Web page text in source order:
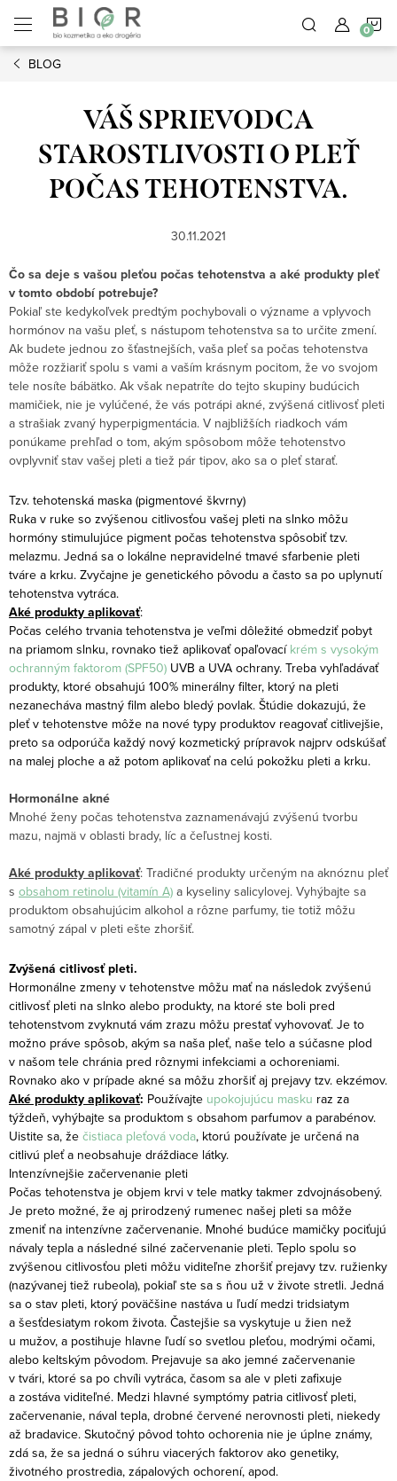
obsah
BLOG
VÁŠ SPRIEVODCA
STAROSTLIVOSTI O PLEŤ
POČAS TEHOTENSTVA.
30.11.2021
Čo sa deje s vašou pleťou počas tehotenstva a aké produkty pleť
v tomto období potrebuje?
Pokiaľ ste kedykoľvek predtým pochybovali o význame a vplyvoch
hormónov na vašu pleť, s nástupom tehotenstva sa to určite zmení.
Ak budete jednou zo šťastnejších, vaša pleť sa počas tehotenstva
môže rozžiariť spolu s vami a vaším krásnym pocitom, že vo svojom
tele nosíte bábätko. Ak však nepatríte do tejto skupiny budúcich
mamičiek, nie je vylúčené, že vás potrápi akné, zvýšená citlivosť pleti
a strašiak zvaný hyperpigmentácia. V najbližších riadkoch vám
ponúkame prehľad o tom, akým spôsobom môže tehotenstvo
ovplyvniť stav vašej pleti a tiež pár tipov, ako sa o pleť starať.
Tzv. tehotenská maska (pigmentové škvrny)
Ruka v ruke so zvýšenou citlivosťou vašej pleti na slnko môžu
hormóny stimulujúce pigment počas tehotenstva spôsobiť tzv.
melazmu. Jedná sa o lokálne nepravidelné tmavé sfarbenie pleti
tváre a krku. Zvyčajne je genetického pôvodu a často sa po uplynutí
tehotenstva vytráca.
Aké produkty aplikovať:
Počas celého trvania tehotenstva je veľmi dôležité obmedziť pobyt
na priamom slnku, rovnako tiež aplikovať opaľovací krém s vysokým
ochranným faktorom (SPF50) UVB a UVA ochrany. Treba vyhľadávať
produkty, ktoré obsahujú 100% minerálny filter, ktorý na pleti
nezanecháva mastný film alebo bledý povlak. Štúdie dokazujú, že
pleť v tehotenstve môže na nové typy produktov reagovať citlivejšie,
preto sa odporúča každý nový kozmetický prípravok najprv odskúšať
na malej ploche a až potom aplikovať na celú pokožku pleti a krku.
Hormonálne akné
Mnohé ženy počas tehotenstva zaznamenávajú zvýšenú tvorbu
mazu, najmä v oblasti brady, líc a čeľustnej kosti.
Aké produkty aplikovať: Tradičné produkty určeným na aknóznu pleť
s obsahom retinolu (vitamín A) a kyseliny salicylovej. Vyhýbajte sa
produktom obsahujúcim alkohol a rôzne parfumy, tie totiž môžu
samotný zápal v pleti ešte zhoršiť.
Zvýšená citlivosť pleti.
Hormonálne zmeny v tehotenstve môžu mať na následok zvýšenú
citlivosť pleti na slnko alebo produkty, na ktoré ste boli pred
tehotenstvom zvyknutá vám zrazu môžu prestať vyhovovať. Je to
možno práve spôsob, akým sa naša pleť, naše telo a súčasne plod
v našom tele chránia pred rôznymi infekciami a ochoreniami.
Rovnako ako v prípade akné sa môžu zhoršiť aj prejavy tzv. ekzémov.
Aké produkty aplikovať: Používajte upokojujúcu masku raz za
týždeň, vyhýbajte sa produktom s obsahom parfumov a parabénov.
Uistite sa, že čistiaca pleťová voda, ktorú používate je určená na
citlivú pleť a neobsahuje dráždiace látky.
Intenzívnejšie začervenanie pleti
Počas tehotenstva je objem krvi v tele matky takmer zdvojnásobený.
Je preto možné, že aj prirodzený rumenec našej pleti sa môže
zmeniť na intenzívne začervenanie. Mnohé budúce mamičky pociťujú
návaly tepla a následné silné začervenanie pleti. Teplo spolu so
zvýšenou citlivosťou pleti môžu viditeľne zhoršiť prejavy tzv. ružienky
(nazývanej tiež rubeola), pokiaľ ste sa s ňou už v živote stretli. Jedná
sa o stav pleti, ktorý poväčšine nastáva u ľudí medzi tridsiatym
a šesťdesiatym rokom života. Častejšie sa vyskytuje u žien než
u mužov, a postihuje hlavne ľudí so svetlou pleťou, modrými očami,
alebo keltským pôvodom. Prejavuje sa ako jemné začervenanie
v tvári, ktoré sa po chvíli vytráca, časom sa ale v pleti zafixuje
a zostáva viditeľné. Medzi hlavné symptómy patria citlivosť pleti,
začervenanie, nával tepla, drobné červené nerovnosti pleti, niekedy
až bradavice. Skutočný pôvod tohto ochorenia nie je úplne známy,
zdá sa, že sa jedná o súhru viacerých faktorov ako genetiky,
životného prostredia, zápalových ochorení, apod.